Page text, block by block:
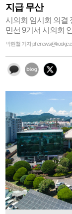
지급 무산
시의회 임시회 의결
민선 9기서 시의회
박현철 기자